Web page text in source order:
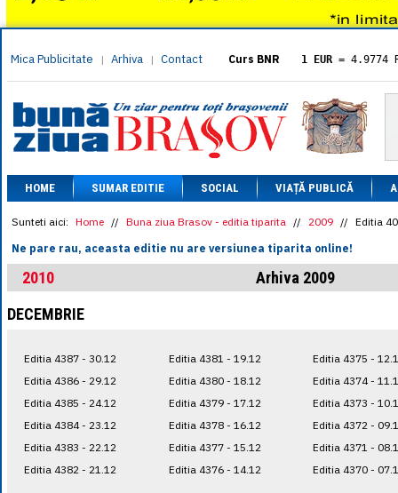
Mica Publicitate | Arhiva | Contact Curs BNR 1 EUR = 4.9774
= 5.8304
1 XAU= 464.4611
1 AED= 1.1933
1 AUD= 2.7957
1 BGN= 2.5449
1 CAD= 3.1559
1 CHF= 5.2813
1 CNY= 0.6015
1 DKK= 0.6668
1 EGP= 0.0860
1 HUF= 1.2223
1 MXN= 0.2227
1 NOK= 0.4191
1 RSD= 0.0425
1 RUB= 0.0530
1 TRY= 0.1141
HOME SUMAR EDITIE SOCIAL VIAȚĂ PUBLICĂ
Sunteti aici: Home // Buna ziua Brasov - editia tiparita // 2009 // Editia
Ne pare rau, aceasta editie nu are versiunea tiparita online!
2010
Arhiva 2009
DECEMBRIE
Editia 4387 - 30.12
Editia 4386 - 29.12
Editia 4385 - 24.12
Editia 4384 - 23.12
Editia 4383 - 22.12
Editia 4382 - 21.12
Editia 4381 - 19.12
Editia 4380 - 18.12
Editia 4379 - 17.12
Editia 4378 - 16.12
Editia 4377 - 15.12
Editia 4376 - 14.12
Editia 4375 -
Editia 4374 -
Editia 4373 -
Editia 4372 -
Editia 4371 -
Editia 4370 -